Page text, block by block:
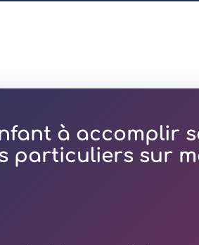
à accomplir
particuliers sur